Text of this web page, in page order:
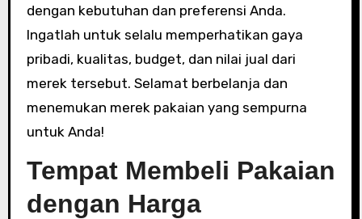
dengan kebutuhan dan preferensi Anda.
Ingatlah untuk selalu memperhatikan gaya
pribadi, kualitas, budget, dan nilai jual dari
merek tersebut. Selamat berbelanja dan
menemukan merek pakaian yang sempurna
untuk Anda!
Tempat Membeli Pakaian
dengan Harga